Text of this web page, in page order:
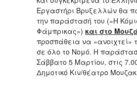
Εργαστήρι Βρυξελλών θα
την παράστασή του («Η
Φάμπρικας») και στο
προσπάθεια να «ανοιχτεί»
σε όλο το Νομό. Η
Σάββατο 5 Μαρτίου, στις
Δημοτικό Κιν/θέατρο